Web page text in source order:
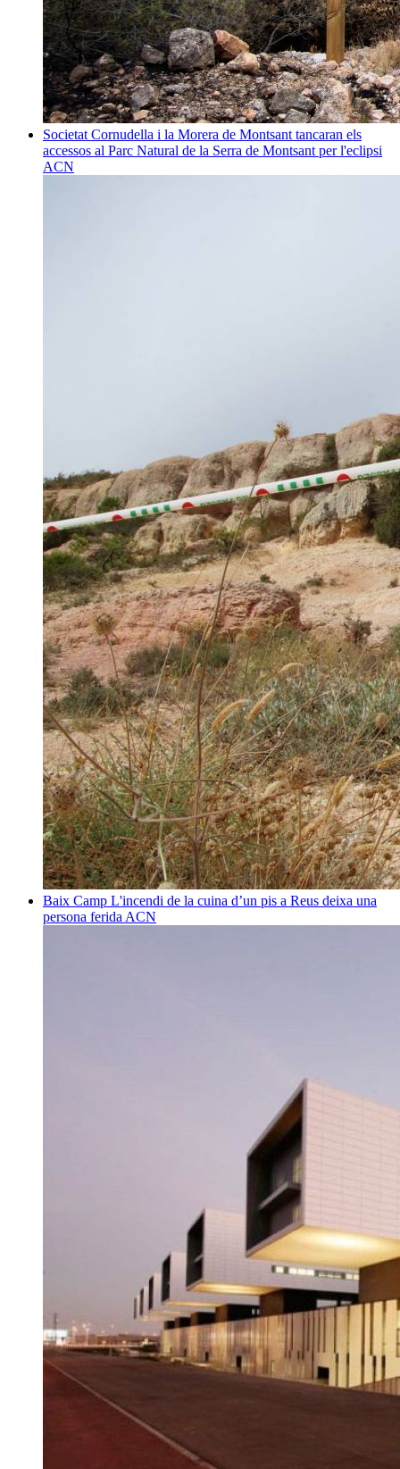
Societat Cornudella i la Morera de Montsant tancaran els
accessos al Parc Natural de la Serra de Montsant per l'eclipsi
ACN
Baix Camp L'incendi de la cuina d’un pis a Reus deixa una
persona ferida ACN